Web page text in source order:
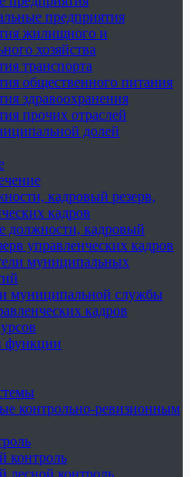
предприятия
жилищного и
хозяйства
транспорта
общественного питания
здравоохранения
прочих отраслей
долей
кадровый резерв,
кадров
должности, кадровый
управленческих кадров
муниципальных
муниципальной службы
кадров
функции
контрольно-ревизионным
контроль
контроль